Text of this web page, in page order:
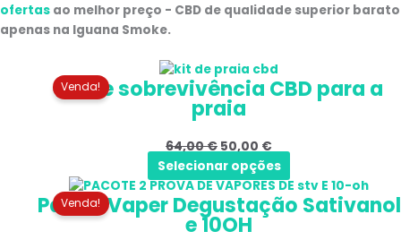
ofertas ao melhor preço - CBD de qualidade superior barato
apenas na Iguana Smoke.
Venda!
Kit de sobrevivência CBD para a
praia
64,00€
O
preço
original
64,00 €.
50,00 €
O
preço
Selecionar opções
Venda!
Pack 2 Vaper Degustação Sativanol
e 10OH
O
preço
original
O
preço